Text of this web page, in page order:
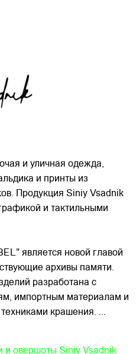
и уличная одежда,
и принты из
Продукция Siniy Vsadnik
и тактильными
является новой главой
архивы памяти.
разработана с
импортным материалам и
крашения. ...
и овершоты Siniy Vsadnik